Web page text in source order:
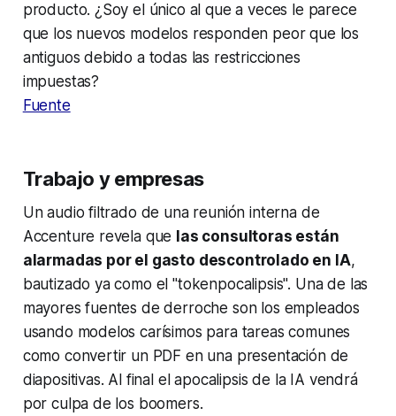
producto. ¿Soy el único al que a veces le parece
que los nuevos modelos responden peor que los
antiguos debido a todas las restricciones
impuestas?
Fuente
Trabajo y empresas
Un audio filtrado de una reunión interna de
Accenture revela que las consultoras están
alarmadas por el gasto descontrolado en IA,
bautizado ya como el "tokenpocalipsis". Una de las
mayores fuentes de derroche son los empleados
usando modelos carísimos para tareas comunes
como convertir un PDF en una presentación de
diapositivas. Al final el apocalipsis de la IA vendrá
por culpa de los boomers.